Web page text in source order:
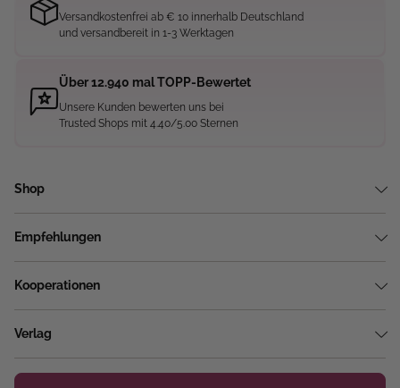
Versandkostenfrei ab € 10 innerhalb Deutschland
und versandbereit in 1-3 Werktagen
Über 12.940 mal TOPP-Bewertet
Unsere Kunden bewerten uns bei
Trusted Shops mit 4.40/5.00 Sternen
Shop
Empfehlungen
Kooperationen
Verlag